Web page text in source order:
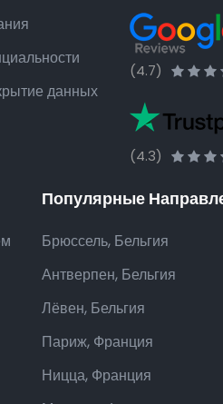
данных
(4.7)
(4.3)
Популярные
Брюссель, Бельгия
Антверпен, Бельгия
Лёвен, Бельгия
Париж, Франция
Ницца, Франция